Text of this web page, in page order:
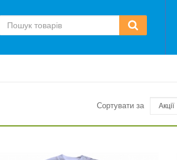
Сортувати за